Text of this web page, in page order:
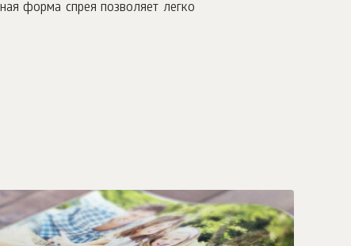
форма спрея позволяет легко